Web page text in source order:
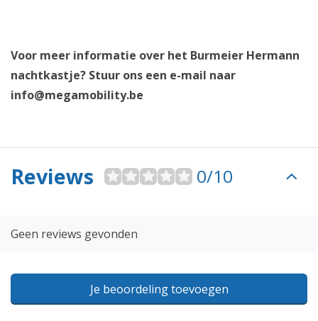
Voor meer informatie over het Burmeier Hermann
nachtkastje? Stuur ons een e-mail naar
info@megamobility.be
Reviews 0/10
Geen reviews gevonden
Je beoordeling toevoegen